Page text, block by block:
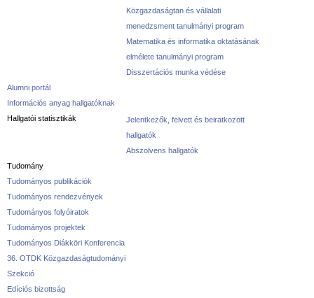
Közgazdaságtan és vállalati
menedzsment tanulmányi program
Matematika és informatika oktatásának
elmélete tanulmányi program
Disszertációs munka védése
Alumni portál
Információs anyag hallgatóknak
Hallgatói statisztikák
Jelentkezők, felvett és beiratkozott
hallgatók
Abszolvens hallgatók
Tudomány
Tudományos publikációk
Tudományos rendezvények
Tudományos folyóiratok
Tudományos projektek
Tudományos Diákköri Konferencia
36. OTDK Közgazdaságtudományi
Szekció
Edíciós bizottság